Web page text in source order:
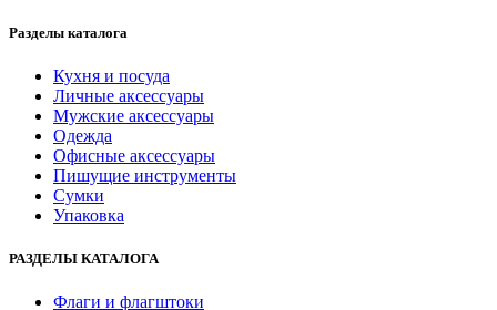
Разделы каталога
Кухня и посуда
Личные аксессуары
Мужские аксессуары
Одежда
Офисные аксессуары
Пишущие инструменты
Сумки
Упаковка
РАЗДЕЛЫ КАТАЛОГА
Флаги и флагштоки